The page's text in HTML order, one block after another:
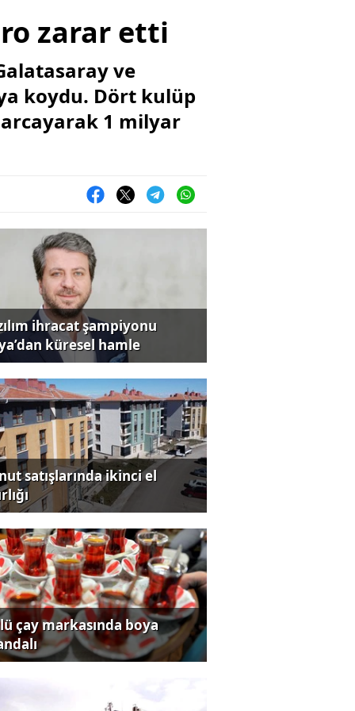
zarar etti
ve
koydu. Dört kulüp
1 milyar
ihracat şampiyonu
küresel hamle
satışlarında ikinci el
çay markasında boya